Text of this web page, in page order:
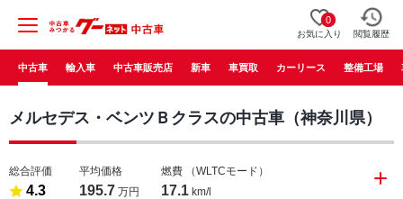
0
お気に入り 閲覧履歴
中古車 輸入車 中古車販売店 新車 車買取 カーリース 整備工場
メルセデス・ベンツＢクラスの中古車（神奈川県）
総合評価
4.3
平均価格
195.7 万円
燃費 （WLTCモード）
17.1 km/l